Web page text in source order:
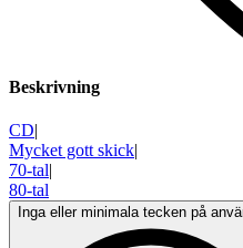
Beskrivning
CD|
Mycket gott skick|
70-tal|
80-tal
Inga eller minimala tecken på